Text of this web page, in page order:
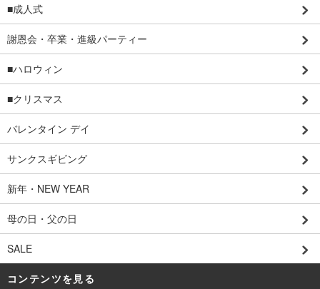
■成人式
謝恩会・卒業・進級パーティー
■ハロウィン
■クリスマス
バレンタイン デイ
サンクスギビング
新年・NEW YEAR
母の日・父の日
SALE
コンテンツを見る